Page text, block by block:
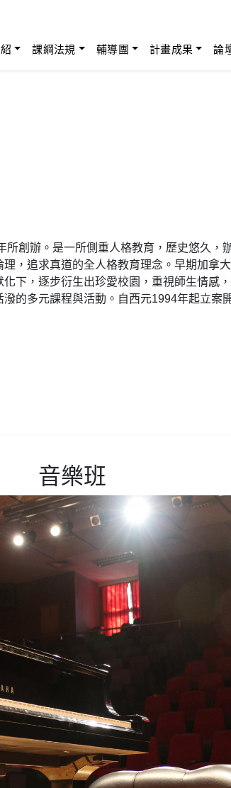
課綱法規 輔導團 計畫成果 論
創辦。是一所側重人格教育，歷史悠久，
，追求真道的全人格教育理念。早期加拿
下，逐步衍生出珍愛校園，重視師生情感
的多元課程與活動。自西元1994年起立案
音樂班